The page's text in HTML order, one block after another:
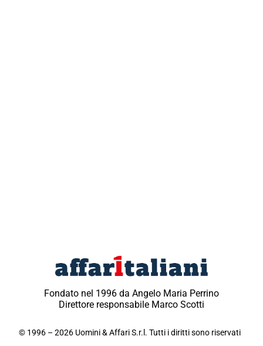
Fondato nel 1996 da Angelo Maria Perrino
Direttore responsabile Marco Scotti
© 1996 – 2026 Uomini & Affari S.r.l. Tutti i diritti sono riservati